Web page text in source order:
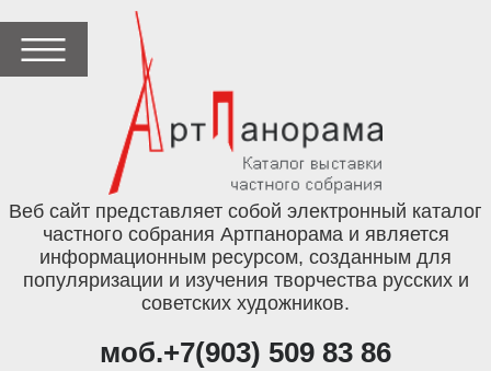
Веб сайт представляет собой электронный каталог
частного собрания Артпанорама и является
информационным ресурсом, созданным для
популяризации и изучения творчества русских и
советских художников.
моб.+7(903) 509 83 86